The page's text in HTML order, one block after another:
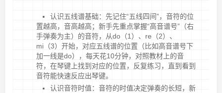
认识五线谱基础：先记住“五线四间”，音符的位
置越高，音高越高；新手先重点掌握“高音谱号”（右
手弹奏为主）的音符，从do（1）、re（2）、
mi（3）开始，对应五线谱的位置（比如高音谱号下
加一线是do），每天花10分钟，对照教材上的音
符，在琴键上找到对应的位置，反复练习，直到看到
音符能快速反应出琴键。
认识音符时值：音符的时值决定弹奏的长短，新